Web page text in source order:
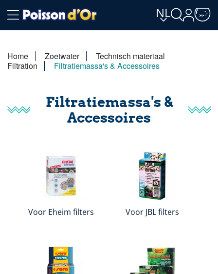
NL
Home Zoetwater
Technisch materiaal
Filtration
Filtratiemassa's & Accessoires
Filtratiemassa's &
Accessoires
Voor Eheim filters Voor JBL filters